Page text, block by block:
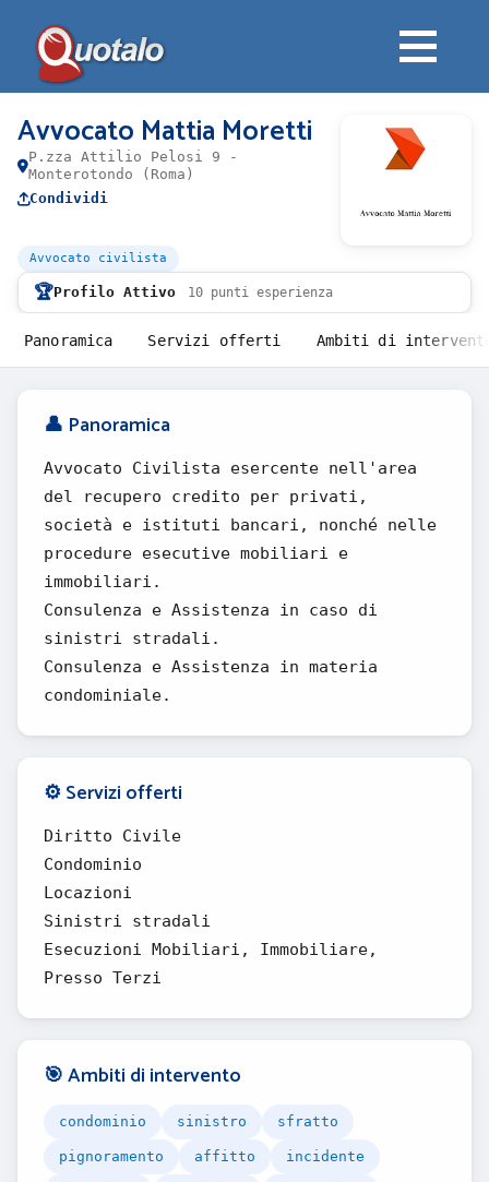
Avvocato Mattia Moretti
P.zza Attilio Pelosi 9 -
Monterotondo (Roma)
Condividi
Avvocato civilista
🏆Profilo Attivo 10 punti esperienza
Panoramica Servizi offerti Ambiti di
👤 Panoramica
Avvocato Civilista esercente nell'area
del recupero credito per privati,
società e istituti bancari, nonché nelle
procedure esecutive mobiliari e
immobiliari.
Consulenza e Assistenza in caso di
sinistri stradali.
Consulenza e Assistenza in materia
condominiale.
⚙️ Servizi offerti
Diritto Civile
Condominio
Locazioni
Sinistri stradali
Esecuzioni Mobiliari, Immobiliare,
Presso Terzi
🎯 Ambiti di intervento
condominio sinistro sfratto
pignoramento affitto incidente